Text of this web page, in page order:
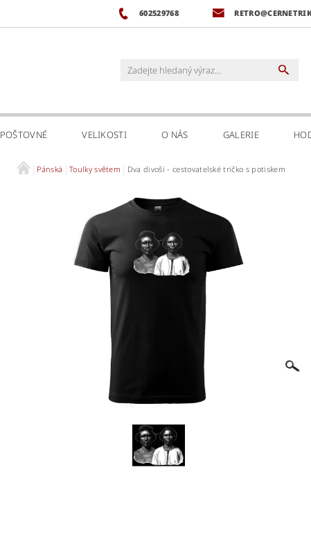
602529768
POŠTOVNÉ VELIKOSTI O NÁS GALERIE
Pánská Toulky světem Dva divoši - cestovatelské tričko s potiskem